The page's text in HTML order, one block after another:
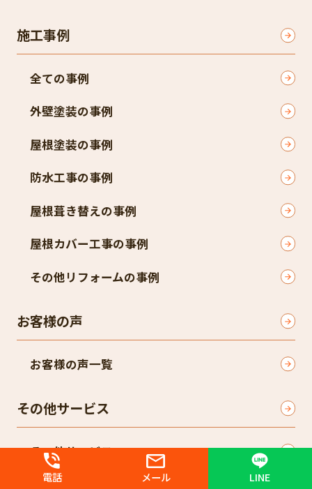
施工事例
全ての事例
外壁塗装の事例
屋根塗装の事例
防水工事の事例
屋根葺き替えの事例
屋根カバー工事の事例
その他リフォームの事例
お客様の声
お客様の声一覧
その他サービス
その他サービス
屋根カバー工法のご案内
電話 メール LINE